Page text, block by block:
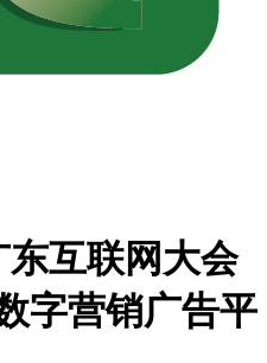
互联网大会
字营销广告平